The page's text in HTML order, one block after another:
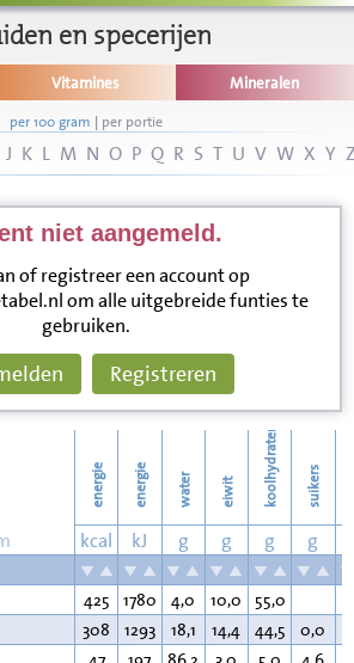
en specerijen
Vitamines Mineralen
per 100 gram | per portie
J K L M N O P Q R S T U V W X Y
niet aangemeld.
of registreer een account op
om alle uitgebreide funties te
gebruiken.
Registreren
energie energie water eiwit koolhydraten suikers
kcal kJ g g g g
425 1780 4,0 10,0 55,0
308 1293 18,1 14,4 44,5 0,0